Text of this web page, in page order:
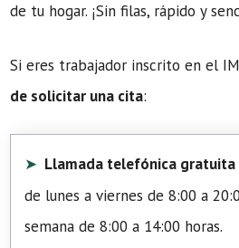
de tu hogar. ¡Sin filas, rápido y
Si eres trabajador inscrito en el
de solicitar una cita:
Llamada telefónica gratuita
de lunes a viernes de 8:00 a
semana de 8:00 a 14:00 horas.